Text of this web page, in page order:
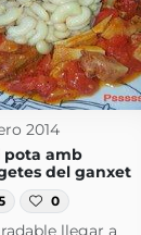
2014
pota amb
del ganxet
0
llegar a